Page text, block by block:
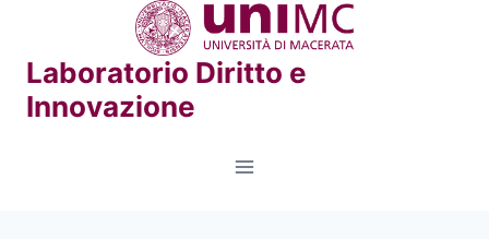
contenuto
Laboratorio Diritto e
Innovazione